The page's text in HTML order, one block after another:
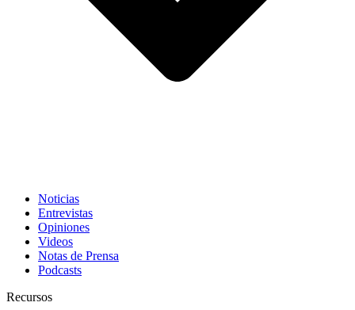
Noticias
Entrevistas
Opiniones
Videos
Notas de Prensa
Podcasts
Recursos